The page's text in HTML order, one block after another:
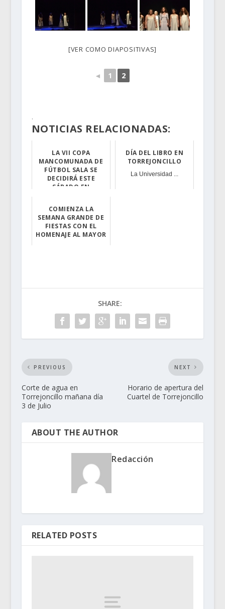
[VER COMO DIAPOSITIVAS]
◄ 1 2
.
NOTICIAS RELACIONADAS:
LA VII COPA
MANCOMUNADA DE
FÚTBOL SALA SE
DECIDIRÁ ESTE
SÁBADO EN
Acehúche y Riol...
DÍA DEL LIBRO EN
TORREJONCILLO
La Universidad ...
COMIENZA LA
SEMANA GRANDE DE
FIESTAS CON EL
HOMENAJE AL MAYOR
SHARE:
PREVIOUS
Corte de agua en
Torrejoncillo mañana día
3 de Julio
NEXT
Horario de apertura del
Cuartel de Torrejoncillo
ABOUT THE AUTHOR
Redacción
RELATED POSTS